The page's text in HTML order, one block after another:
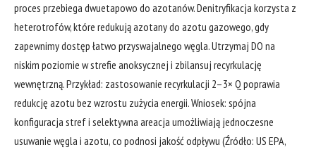
proces przebiega dwuetapowo do azotanów. Denitryfikacja korzysta z
heterotrofów, które redukują azotany do azotu gazowego, gdy
zapewnimy dostęp łatwo przyswajalnego węgla. Utrzymaj DO na
niskim poziomie w strefie anoksycznej i zbilansuj recyrkulację
wewnętrzną. Przykład: zastosowanie recyrkulacji 2–3× Q poprawia
redukcję azotu bez wzrostu zużycia energii. Wniosek: spójna
konfiguracja stref i selektywna areacja umożliwiają jednoczesne
usuwanie węgla i azotu, co podnosi jakość odpływu (Źródło: US EPA,